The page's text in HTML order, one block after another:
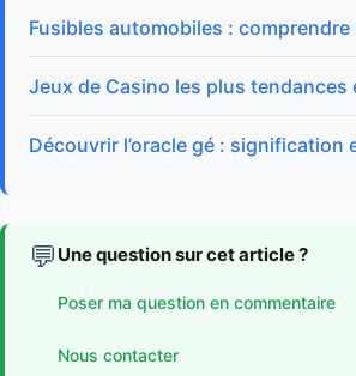
Fusibles automobiles :
Jeux de Casino les plus
Découvrir l’oracle gé : signification
💬 Une question sur cet article ?
Poser ma question en commentaire
Nous contacter